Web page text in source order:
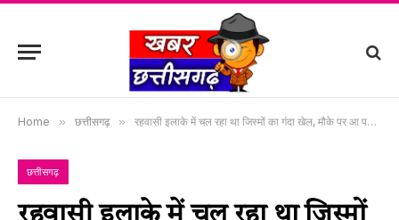
Home » छत्तीसगढ़ » रहवासी इलाके में चल रहा था जिस्मों का गंदा खेल, मौके पर आ पहुंची पुलिस, दो लोगों को गिरफ्तार
छत्तीसगढ़